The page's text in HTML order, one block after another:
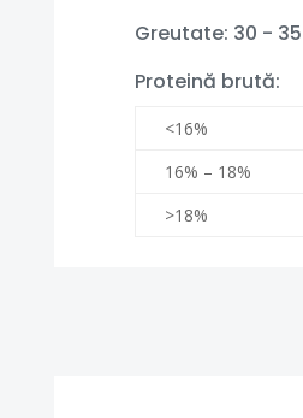
Greutate: 30 -
Proteină brută:
<16%
16% – 18%
>18%